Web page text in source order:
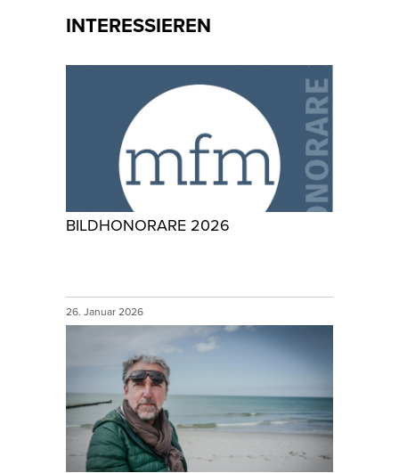
INTERESSIEREN
BILDHONORARE 2026
26. Januar 2026